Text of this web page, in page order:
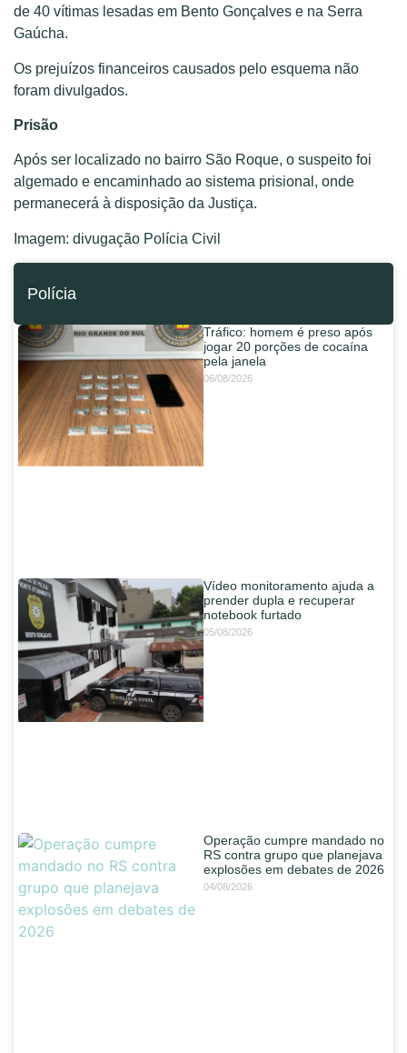
de 40 vítimas lesadas em Bento Gonçalves e na Serra
Gaúcha.
Os prejuízos financeiros causados pelo esquema não
foram divulgados.
Prisão
Após ser localizado no bairro São Roque, o suspeito foi
algemado e encaminhado ao sistema prisional, onde
permanecerá à disposição da Justiça.
Imagem: divugação Polícia Civil
Polícia
Tráfico: homem é preso após
jogar 20 porções de cocaína
pela janela
06/08/2026
Vídeo monitoramento ajuda a
prender dupla e recuperar
notebook furtado
05/08/2026
Operação cumpre mandado no
RS contra grupo que planejava
explosões em debates de 2026
04/08/2026